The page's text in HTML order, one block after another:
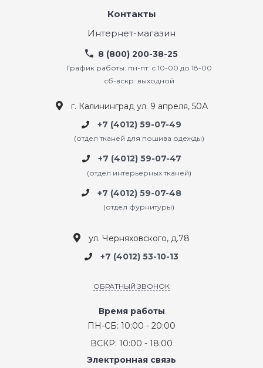
Контакты
Интернет-магазин
8 (800) 200-38-25
График работы: пн-пт: с 10-00 до 18-00
сб-вскр: выходной
г. Калининград ул. 9 апреля, 50А
+7 (4012) 59-07-49
(отдел тканей для пошива одежды)
+7 (4012) 59-07-47
(отдел интерьерных тканей)
+7 (4012) 59-07-48
(отдел фурнитуры)
ул. Черняховского, д.78
+7 (4012) 53-10-13
ОБРАТНЫЙ ЗВОНОК
Время работы
ПН-СБ: 10:00 - 20:00
ВСКР: 10:00 - 18:00
Электронная связь